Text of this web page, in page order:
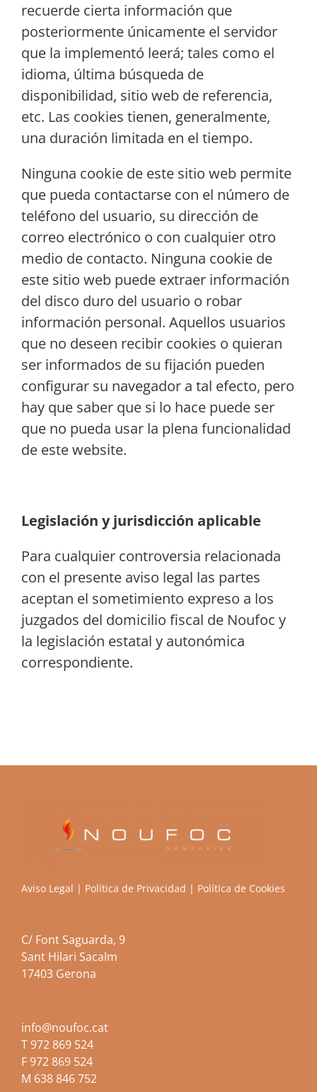
recuerde cierta información que
posteriormente únicamente el servidor
que la implementó leerá; tales como el
idioma, última búsqueda de
disponibilidad, sitio web de referencia,
etc. Las cookies tienen, generalmente,
una duración limitada en el tiempo.
Ninguna cookie de este sitio web permite
que pueda contactarse con el número de
teléfono del usuario, su dirección de
correo electrónico o con cualquier otro
medio de contacto. Ninguna cookie de
este sitio web puede extraer información
del disco duro del usuario o robar
información personal. Aquellos usuarios
que no deseen recibir cookies o quieran
ser informados de su fijación pueden
configurar su navegador a tal efecto, pero
hay que saber que si lo hace puede ser
que no pueda usar la plena funcionalidad
de este website.
Legislación y jurisdicción aplicable
Para cualquier controversia relacionada
con el presente aviso legal las partes
aceptan el sometimiento expreso a los
juzgados del domicilio fiscal de Noufoc y
la legislación estatal y autonómica
correspondiente.
Aviso Legal | Política de Privacidad | Política de Cookies
C/ Font Saguarda, 9
Sant Hilari Sacalm
17403 Gerona
info@noufoc.cat
T972 869 524
F 972 869 524
M 638 846 752